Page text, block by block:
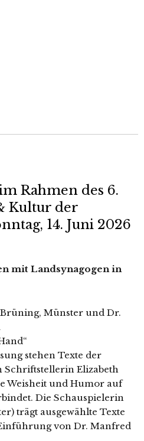
Rahmen des 6.
Kultur der
14. Juni 2026
mit Landsynagogen in
Münster und Dr.
ste­hen Texte der
Schriftstellerin Elizabeth
Weisheit und Humor auf
Die Schauspielerin
trägt aus­ge­wähl­te Texte
von Dr. Manfred